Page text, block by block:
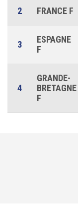
2 FRANCE F
3
ESPAGNE
F
4
GRANDE-
BRETAGNE
F